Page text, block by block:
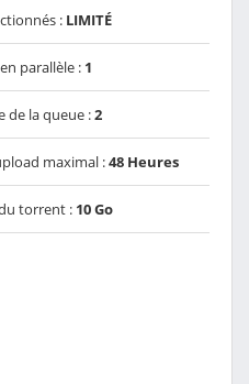
: LIMITÉ
parallèle : 1
de la queue :2
maximal :48 Heures
torrent : 10 Go